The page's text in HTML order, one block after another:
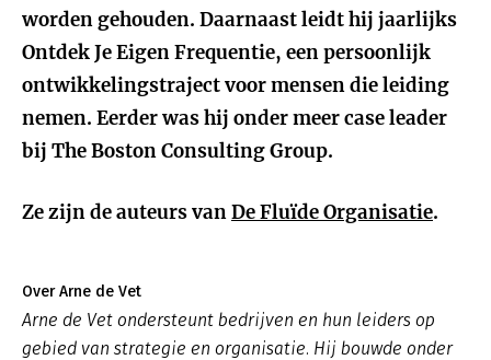
worden gehouden. Daarnaast leidt hij jaarlijks
Ontdek Je Eigen Frequentie, een persoonlijk
ontwikkelingstraject voor mensen die leiding
nemen. Eerder was hij onder meer case leader
bij The Boston Consulting Group.
Ze zijn de auteurs vanDe Fluïde Organisatie.
Over Arne de Vet
Arne de Vet ondersteunt bedrijven en hun leiders op
gebied van strategie en organisatie. Hij bouwde onder